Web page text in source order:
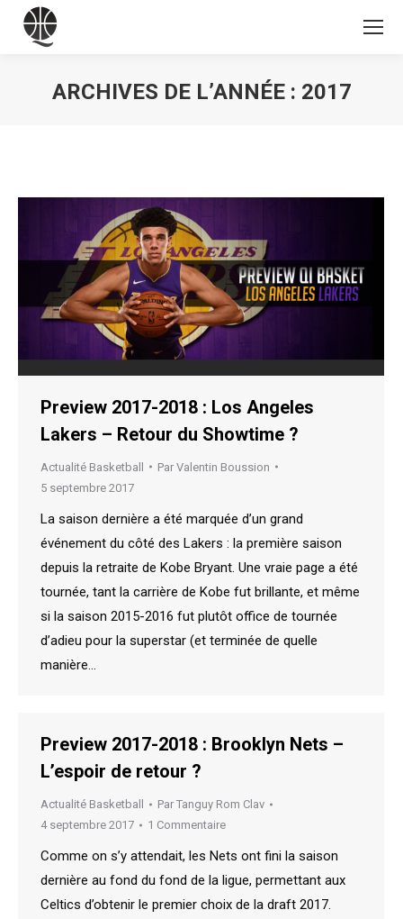
ARCHIVES DE L’ANNÉE : 2017
Preview 2017-2018 : Los Angeles
Lakers – Retour du Showtime ?
Actualité Basketball Par Valentin Boussion
5 septembre 2017
La saison dernière a été marquée d’un grand
événement du côté des Lakers : la première saison
depuis la retraite de Kobe Bryant. Une vraie page a été
tournée, tant la carrière de Kobe fut brillante, et même
si la saison 2015-2016 fut plutôt office de tournée
d’adieu pour la superstar (et terminée de quelle
manière…
Preview 2017-2018 : Brooklyn Nets –
L’espoir de retour ?
Actualité Basketball Par Tanguy Rom Clav
4 septembre 2017
1 Commentaire
Comme on s’y attendait, les Nets ont fini la saison
dernière au fond du fond de la ligue, permettant aux
Celtics d’obtenir le premier choix de la draft 2017.